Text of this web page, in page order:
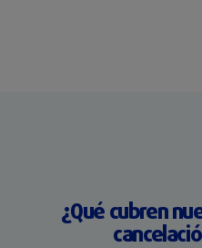
¿Qué cubren